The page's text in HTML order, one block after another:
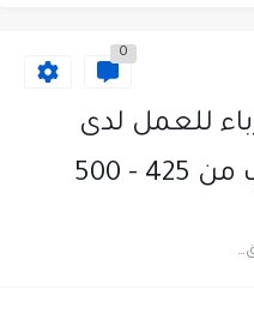
مطلوب عامل نظافة عدد 2 بدوام كامل او جزئي في...
0
للعمل لدى
- 500